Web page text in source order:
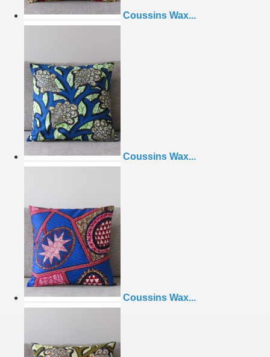
Coussins Wax...
Coussins Wax...
Coussins Wax...